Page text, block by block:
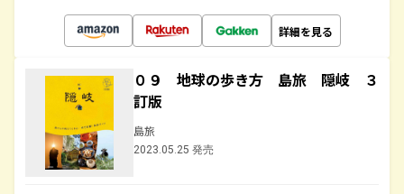
詳細を見る
０９ 地球の歩き方 島旅 隠岐 ３
訂版
島旅
2023.05.25 発売